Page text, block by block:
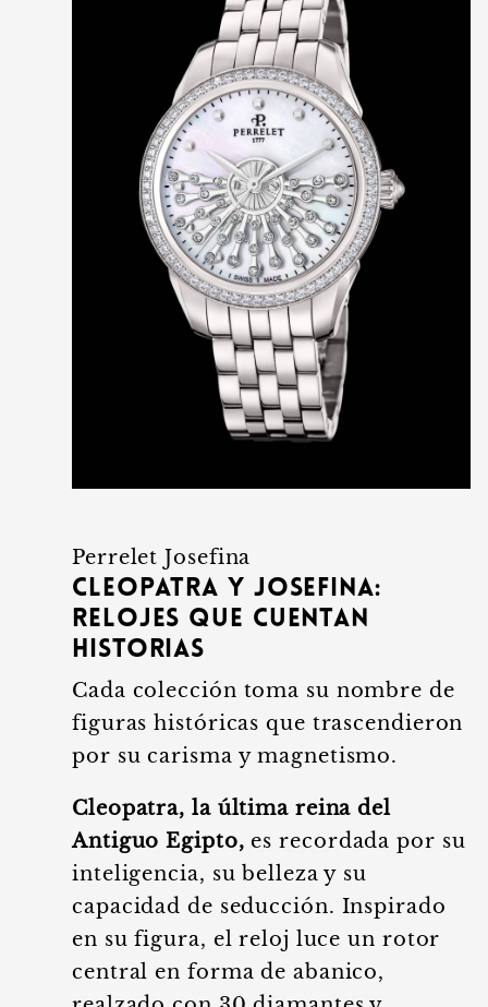
Perrelet Josefina
Cleopatra y Josefina:
relojes que cuentan
historias
Cada colección toma su nombre de
figuras históricas que trascendieron
por su carisma y magnetismo.
Cleopatra, la última reina del
Antiguo Egipto, es recordada por su
inteligencia, su belleza y su
capacidad de seducción. Inspirado
en su figura, el reloj luce un rotor
central en forma de abanico,